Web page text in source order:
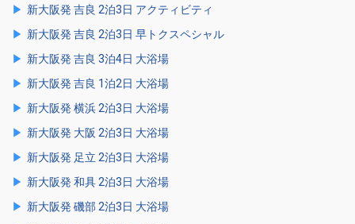
新大阪発 吉良 2泊3日 アクティビティ
新大阪発 吉良 2泊3日 早トクスペシャル
新大阪発 吉良 3泊4日 大浴場
新大阪発 吉良 1泊2日 大浴場
新大阪発 横浜 2泊3日 大浴場
新大阪発 大阪 2泊3日 大浴場
新大阪発 足立 2泊3日 大浴場
新大阪発 和具 2泊3日 大浴場
新大阪発 磯部 2泊3日 大浴場